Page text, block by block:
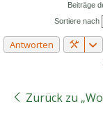
Beiträge
Sortiere nach
Antworten
Zurück zu